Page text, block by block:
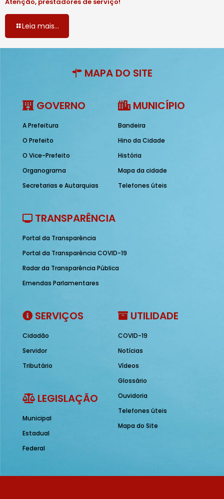
Leia mais...
MAPA DO SITE
GOVERNO
A Prefeitura
O Prefeito
O Vice-Prefeito
Organograma
Secretarias e Autarquias
MUNICÍPIO
Bandeira
Hino da Cidade
História
Mapa da cidade
Telefones úteis
TRANSPARÊNCIA
Portal da Transparência
Portal da Transparência COVID-19
Radar da Transparência Pública
Emendas Parlamentares
SERVIÇOS
Cidadão
Servidor
Tributário
LEGISLAÇÃO
Municipal
Estadual
Federal
UTILIDADE
COVID-19
Notícias
Vídeos
Glossário
Ouvidoria
Telefones úteis
Mapa do Site